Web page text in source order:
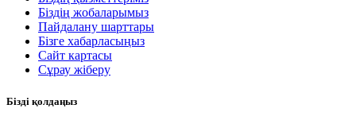
Біздің жобаларымыз
Пайдалану шарттары
Бізге хабарласыңыз
Сайт картасы
Сұрау жіберу
Бізді қолдаңыз